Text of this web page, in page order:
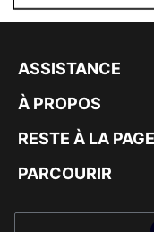
ASSISTANCE
À PROPOS
RESTE À LA PAGE
PARCOURIR